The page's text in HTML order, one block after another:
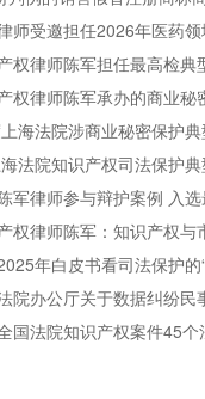
师受邀担任2026年医药
权律师陈军担任最高检
权律师陈军承办的商业
海法院涉商业秘密保护
法院知识产权司法保护
军律师参与辩护案例 入
权律师陈军：知识产权
年白皮书看司法保护的
院办公厅关于数据纠纷民
国法院知识产权案件45